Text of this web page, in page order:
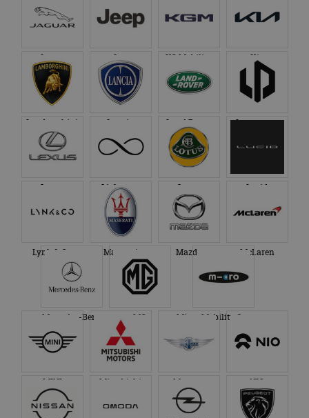
Jaguar Jeep KG Mobility Kia
Lamborghini Lancia Land Rover Leapmotor
Lexus Lightyear Lotus Lucid
Lynk & Co Maserati Mazda McLaren
Mercedes-Benz MG Micro Mobility Systems
MINI Mitsubishi Morgan NIO